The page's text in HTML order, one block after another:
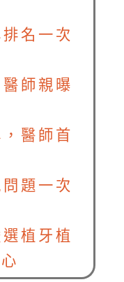
名一次
師親曝
醫師首
題一次
植牙植